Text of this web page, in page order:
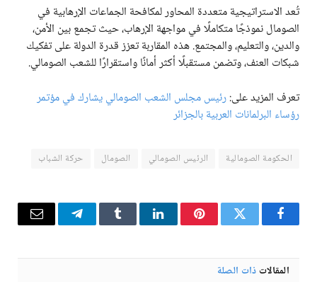
تُعد الاستراتيجية متعددة المحاور لمكافحة الجماعات الإرهابية في
الصومال نموذجًا متكاملًا في مواجهة الإرهاب، حيث تجمع بين الأمن،
والدين، والتعليم، والمجتمع. هذه المقاربة تعزز قدرة الدولة على تفكيك
شبكات العنف، وتضمن مستقبلًا أكثر أمانًا واستقرارًا للشعب الصومالي.
تعرف المزيد على:رئيس مجلس الشعب الصومالي يشارك في مؤتمر
رؤساء البرلمانات العربية بالجزائر
الحكومة الصومالية الرئيس الصومالي الصومال حركة الشباب
فيسبوكتويتر بينتيريستلينكدإن Tumblr تيلقرام البريد
المقالات ذات الصلة